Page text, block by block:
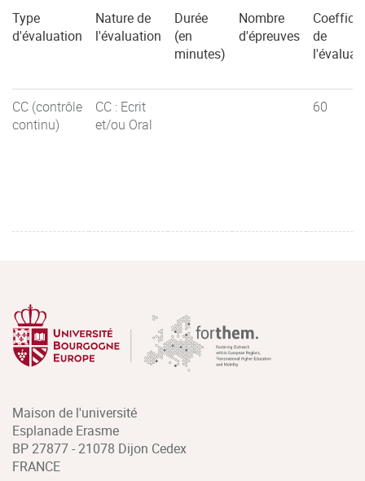
Type
d'évaluation
Nature de
l'évaluation
Durée
(en
minutes)
Nombre
d'épreuves
de
CC (contrôle
continu)
CC : Ecrit
et/ou Oral
60
Maison de l'université
Esplanade Erasme
BP 27877 - 21078 Dijon Cedex
FRANCE